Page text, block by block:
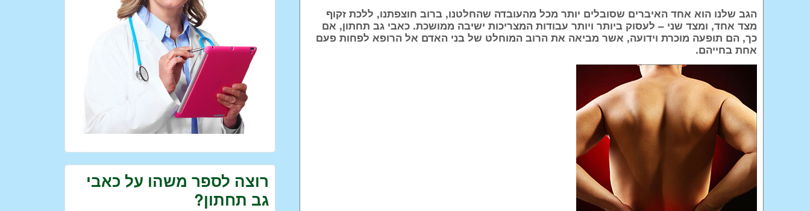
הגב שלנו הוא אחד האיברים שסובלים יותר מכל מהעובדה שהחלטנו, ברוב חוצפתנו, ללכת זקוף
מצד אחד, ומצד שני – לעסוק ביותר ויותר עבודות המצריכות ישיבה ממושכת. כאבי גב תחתון, אם
כך, הם תופעה מוכרת וידועה, אשר מביאה את הרוב המוחלט של בני האדם אל הרופא לפחות פעם
אחת בחייהם.
רוצה לספר משהו על כאבי
גב תחתון?